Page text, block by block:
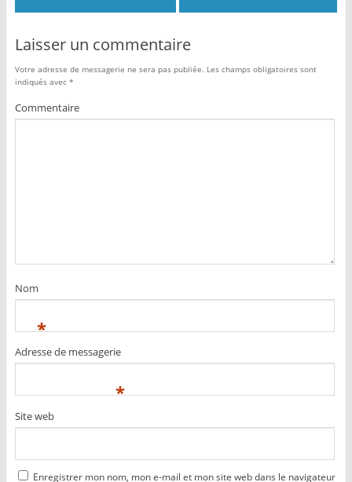
Laisser un commentaire
Votre adresse de messagerie ne sera pas publiée. Les champs obligatoires sont
indiqués avec *
Commentaire
Nom
*
Adresse de messagerie
*
Site web
Enregistrer mon nom, mon e-mail et mon site web dans le navigateur